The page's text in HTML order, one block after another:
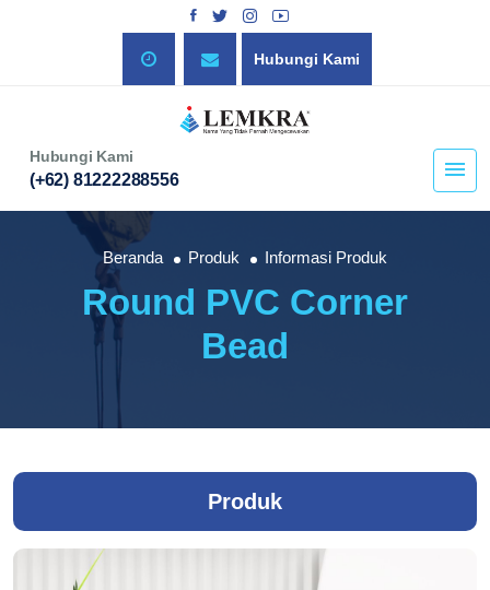
Hubungi Kami
Hubungi Kami
(+62) 81222288556
Beranda Produk Informasi Produk
Round PVC Corner
Bead
Produk